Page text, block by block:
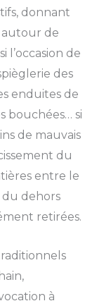
donnant
autour de
l’occasion de
des
enduites de
bouchées… si
de mauvais
du
entre le
dehors
retirées.
à